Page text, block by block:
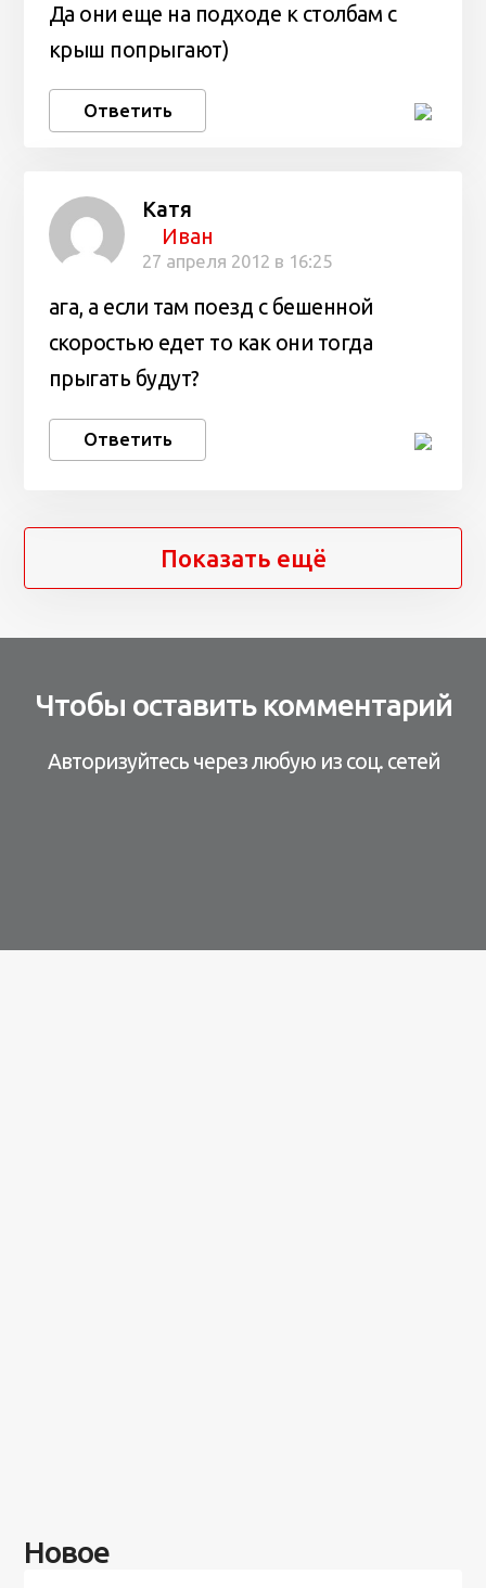
Да они еще на подходе к столбам с
крыш попрыгают)
Ответить
Катя
Иван
27 апреля 2012 в 16:25
ага, а если там поезд с бешенной
скоростью едет то как они тогда
прыгать будут?
Ответить
Показать ещё
Чтобы оставить комментарий
Авторизуйтесь через любую из соц. сетей
Новое